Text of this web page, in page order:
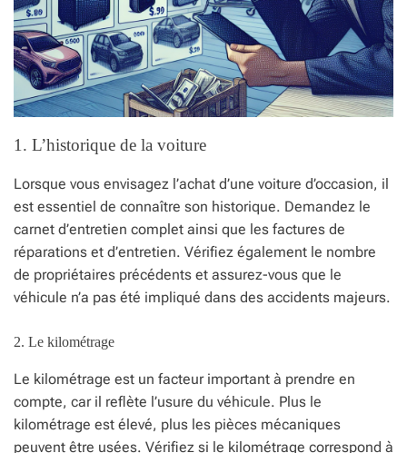
1. L’historique de la voiture
Lorsque vous envisagez l’achat d’une voiture d’occasion, il
est essentiel de connaître son historique. Demandez le
carnet d’entretien complet ainsi que les factures de
réparations et d’entretien. Vérifiez également le nombre
de propriétaires précédents et assurez-vous que le
véhicule n’a pas été impliqué dans des accidents majeurs.
2. Le kilométrage
Le kilométrage est un facteur important à prendre en
compte, car il reflète l’usure du véhicule. Plus le
kilométrage est élevé, plus les pièces mécaniques
peuvent être usées. Vérifiez si le kilométrage correspond à